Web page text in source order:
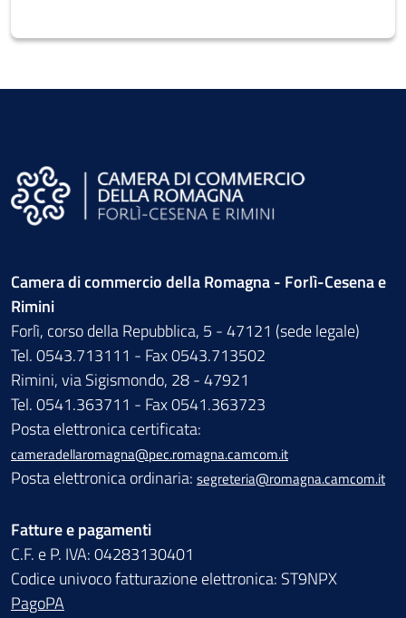
Camera di commercio della Romagna - Forlì-Cesena e
Rimini
Forlì, corso della Repubblica, 5 - 47121 (sede legale)
Tel. 0543.713111 - Fax 0543.713502
Rimini, via Sigismondo, 28 - 47921
Tel. 0541.363711 - Fax 0541.363723
Posta elettronica certificata:
cameradellaromagna@pec.romagna.camcom.it
Posta elettronica ordinaria: segreteria@romagna.camcom.it
Fatture e pagamenti
C.F. e P. IVA: 04283130401
Codice univoco fatturazione elettronica: ST9NPX
PagoPA